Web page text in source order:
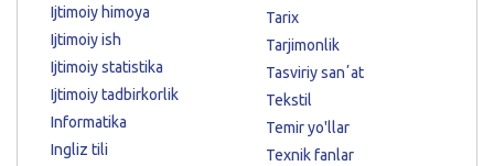
Ijtimoiy himoya
Ijtimoiy ish
Ijtimoiy statistika
Ijtimoiy tadbirkorlik
Informatika
Ingliz tili
Tarix
Tarjimonlik
Tasviriy sanʼat
Tekstil
Temir yo'llar
Texnik fanlar